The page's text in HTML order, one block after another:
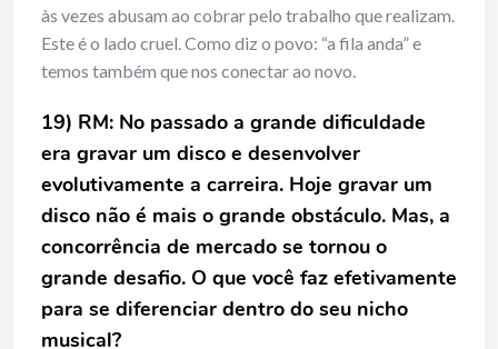
às vezes abusam ao cobrar pelo trabalho que realizam.
Este é o lado cruel. Como diz o povo: “a fila anda” e
temos também que nos conectar ao novo.
19) RM: No passado a grande dificuldade
era gravar um disco e desenvolver
evolutivamente a carreira. Hoje gravar um
disco não é mais o grande obstáculo. Mas, a
concorrência de mercado se tornou o
grande desafio. O que você faz efetivamente
para se diferenciar dentro do seu nicho
musical?